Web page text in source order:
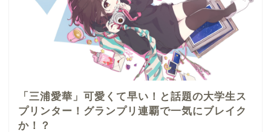
「三浦愛華」可愛くて早い！と話題の大学生ス
プリンター！グランプリ連覇で一気にブレイク
か！？